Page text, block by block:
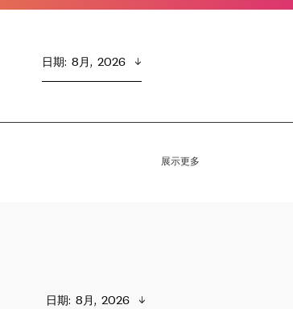
日期: 8月,  2026
展示更多
日期: 8月,  2026